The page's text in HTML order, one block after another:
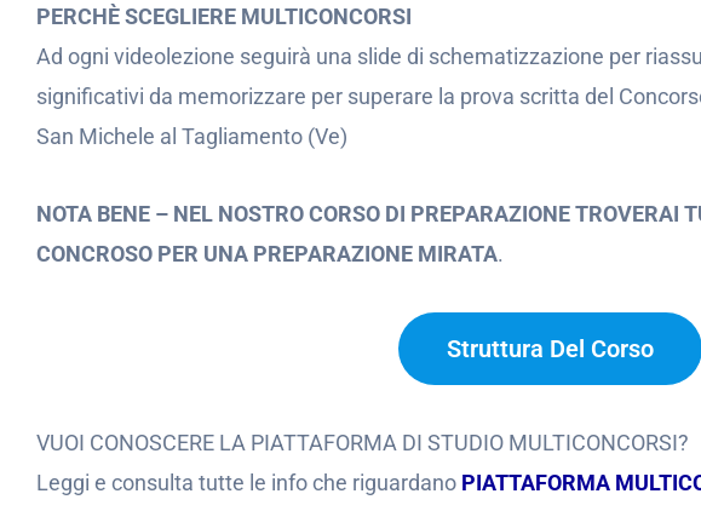
PERCHÈ SCEGLIERE MULTICONCORSI
Ad ogni videolezione seguirà una slide di schematizzazione per
significativi da memorizzare per superare la prova scritta del
San Michele al Tagliamento (Ve)
NOTA BENE – NEL NOSTRO CORSO DI PREPARAZIONE TROVERAI
CONCROSO PER UNA PREPARAZIONE MIRATA.
Struttura Del Corso
VUOI CONOSCERE LA PIATTAFORMA DI STUDIO MULTICONCORSI?
Leggi e consulta tutte le info che riguardano PIATTAFORMA